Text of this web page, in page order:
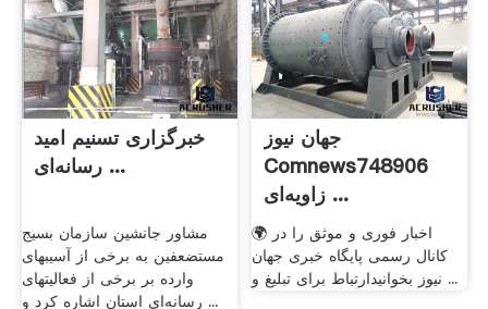
خبرگزاری تسنیم امید
رسانه‌ای ...
مشاور جانشین سازمان بسیج
مستضعفین به برخی از آسیبهای
وارده بر برخی از فعالیتهای
رسانه‌ای استان اشاره کرد و ...
جهان نیوز
Comnews748906
زاویه‌ای ...
🌍 اخبار فوری و موثق را در
کانال رسمی پایگاه خبری جهان
نیوز بخوانیدارتباط برای تبلیغ و ...